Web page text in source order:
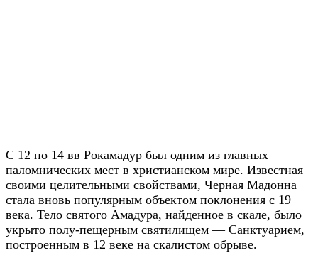
С 12 по 14 вв Рокамадур был одним из главных
паломнических мест в христианском мире. Известная
своими целительными свойствами, Черная Мадонна
стала вновь популярным объектом поклонения с 19
века. Тело святого Амадура, найденное в скале, было
укрыто полу-пещерным святилищем — Санктуарием,
построенным в 12 веке на скалистом обрыве.